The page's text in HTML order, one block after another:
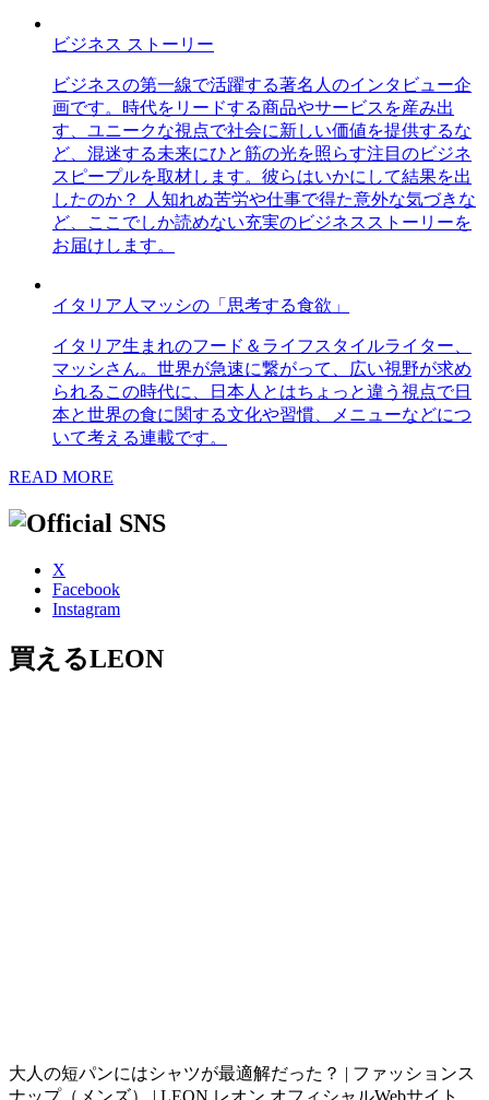
ビジネス ストーリー
ビジネスの第一線で活躍する著名人のインタビュー企
画です。時代をリードする商品やサービスを産み出
す、ユニークな視点で社会に新しい価値を提供するな
ど、混迷する未来にひと筋の光を照らす注目のビジネ
スピープルを取材します。彼らはいかにして結果を出
したのか？ 人知れぬ苦労や仕事で得た意外な気づきな
ど、ここでしか読めない充実のビジネスストーリーを
お届けします。
イタリア人マッシの「思考する食欲」
イタリア生まれのフード＆ライフスタイルライター、
マッシさん。世界が急速に繋がって、広い視野が求め
られるこの時代に、日本人とはちょっと違う視点で日
本と世界の食に関する文化や習慣、メニューなどにつ
いて考える連載です。
READ MORE
X
Facebook
Instagram
買えるLEON
大人の短パンにはシャツが最適解だった？ | ファッションス
ナップ（メンズ） | LEON レオン オフィシャルWebサイト